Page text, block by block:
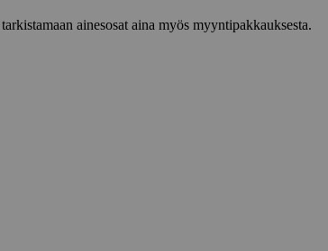
ainesosat aina myös myyntipakkauksesta.